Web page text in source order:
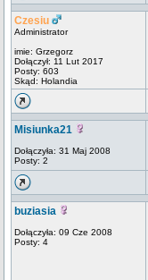
Czesiu
Administrator
imie: Grzegorz
Dołączył: 11 Lut 2017
Posty: 603
Skąd: Holandia
Misiunka21
Dołączyła: 31 Maj 2008
Posty: 2
buziasia
Dołączyła: 09 Cze 2008
Posty: 4